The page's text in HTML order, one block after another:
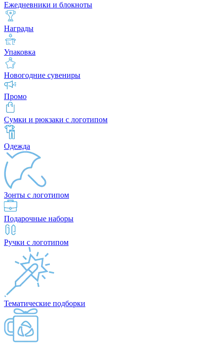
Ежедневники и блокноты
Награды
Упаковка
Новогодние сувениры
Промо
Сумки и рюкзаки с логотипом
Одежда
Зонты с логотипом
Подарочные наборы
Ручки с логотипом
Тематические подборки